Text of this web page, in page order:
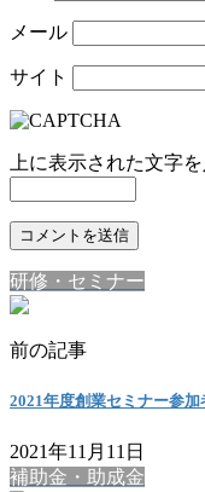
メール
サイト
上に表示された文字
研修・セミナー
前の記事
2021年度創業セミナー
2021年11月11日
補助金・助成金